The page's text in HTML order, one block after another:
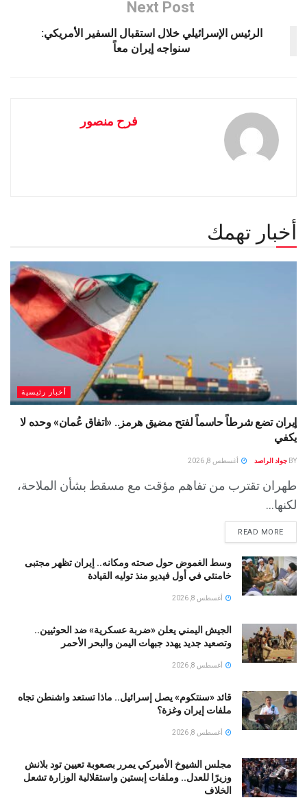
Next Post
الرئيس الإسرائيلي خلال استقبال السفير الأمريكي:
سنواجه إيران معاً
فرح منصور
أخبار تهمك
أخبار رئيسية
إيران تضع شرطاً حاسماً لفتح مضيق هرمز.. «اتفاق عُمان» وحده لا
يكفي
BY جواد الراصد أغسطس 8, 2026
طهران تقترب من تفاهم مؤقت مع مسقط بشأن الملاحة،
لكنها...
READ MORE
وسط الغموض حول صحته ومكانه.. إيران تظهر مجتبى
خامنئي في أول فيديو منذ توليه القيادة
أغسطس 8, 2026
الجيش اليمني يعلن «ضربة عسكرية» ضد الحوثيين..
وتصعيد جديد يهدد جبهات اليمن والبحر الأحمر
أغسطس 8, 2026
قائد «سنتكوم» يصل إسرائيل.. ماذا تستعد واشنطن تجاه
ملفات إيران وغزة؟
أغسطس 8, 2026
مجلس الشيوخ الأميركي يمرر بصعوبة تعيين تود بلانش
وزيرًا للعدل.. وملفات إبستين واستقلالية الوزارة تشعل
الخلاف